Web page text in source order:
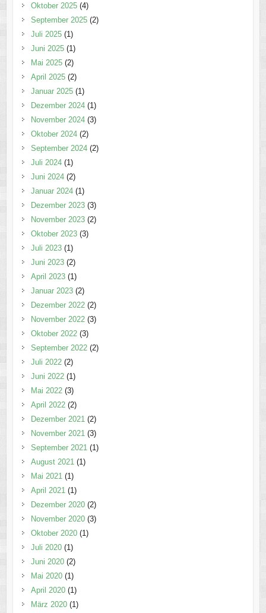
Oktober 2025(4)
September 2025(2)
Juli 2025(1)
Juni 2025(1)
Mai 2025(2)
April 2025(2)
Januar 2025(1)
Dezember 2024(1)
November 2024(3)
Oktober 2024(2)
September 2024(2)
Juli 2024(1)
Juni 2024(2)
Januar 2024(1)
Dezember 2023(3)
November 2023(2)
Oktober 2023(3)
Juli 2023(1)
Juni 2023(2)
April 2023(1)
Januar 2023(2)
Dezember 2022(2)
November 2022(3)
Oktober 2022(3)
September 2022(2)
Juli 2022(2)
Juni 2022(1)
Mai 2022(3)
April 2022(2)
Dezember 2021 (2)
November 2021 (3)
September 2021 (1)
August 2021 (1)
Mai 2021 (1)
April 2021 (1)
Dezember 2020(2)
November 2020(3)
Oktober 2020(1)
Juli 2020(1)
Juni 2020(2)
Mai 2020(1)
April 2020(1)
März 2020(1)